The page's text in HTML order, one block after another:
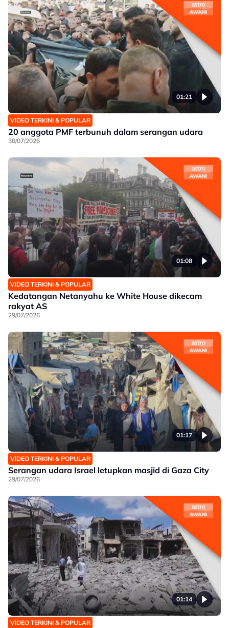
01:21
VIDEO TERKINI & POPULAR
20 anggota PMF terbunuh dalam serangan udara
30/07/2026
01:08
VIDEO TERKINI & POPULAR
Kedatangan Netanyahu ke White House dikecam
rakyat AS
29/07/2026
01:17
VIDEO TERKINI & POPULAR
Serangan udara Israel letupkan masjid di Gaza City
29/07/2026
01:14
VIDEO TERKINI & POPULAR